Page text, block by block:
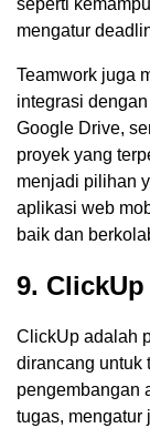
seperti
mengatur
Teamwork juga
integrasi
Google Drive,
proyek yang
menjadi pilihan
aplikasi web
baik dan
9. ClickUp
ClickUp adalah
dirancang untuk
pengembangan
tugas, mengatur